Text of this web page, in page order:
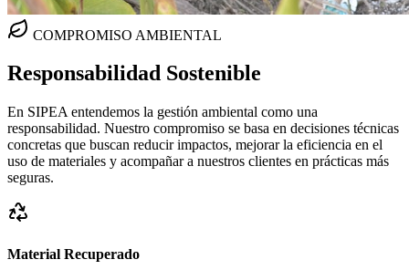
COMPROMISO AMBIENTAL
Responsabilidad Sostenible
En SIPEA entendemos la gestión ambiental como una
responsabilidad. Nuestro compromiso se basa en decisiones técnicas
concretas que buscan reducir impactos, mejorar la eficiencia en el
uso de materiales y acompañar a nuestros clientes en prácticas más
seguras.
Material Recuperado